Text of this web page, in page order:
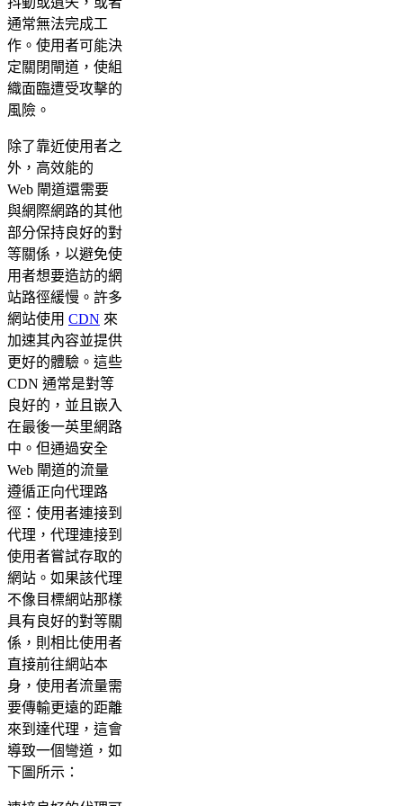
通常無法完成工
作。使用者可能決
定關閉閘道，使組
織面臨遭受攻擊的
風險。
除了靠近使用者之
外，高效能的
Web 閘道還需要
與網際網路的其他
部分保持良好的對
等關係，以避免使
用者想要造訪的網
站路徑緩慢。許多
網站使用 CDN 來
加速其內容並提供
更好的體驗。這些
CDN 通常是對等
良好的，並且嵌入
在最後一英里網路
中。但通過安全
Web 閘道的流量
遵循正向代理路
徑：使用者連接到
代理，代理連接到
使用者嘗試存取的
網站。如果該代理
不像目標網站那樣
具有良好的對等關
係，則相比使用者
直接前往網站本
身，使用者流量需
要傳輸更遠的距離
來到達代理，這會
導致一個彎道，如
下圖所示：